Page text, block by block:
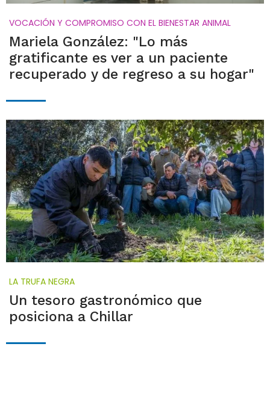
VOCACIÓN Y COMPROMISO CON EL BIENESTAR ANIMAL
Mariela González: "Lo más
gratificante es ver a un paciente
recuperado y de regreso a su hogar"
LA TRUFA NEGRA
Un tesoro gastronómico que
posiciona a Chillar